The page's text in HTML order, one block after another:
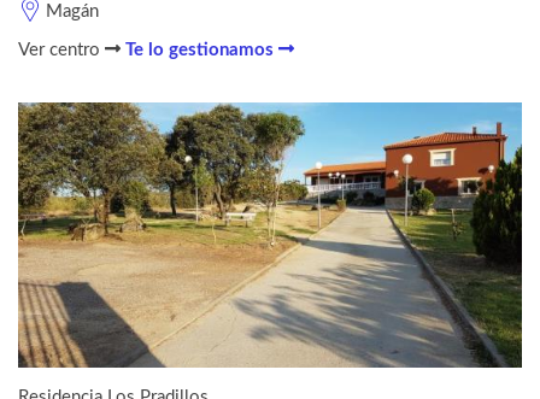
Magán
Ver centro Te lo gestionamos